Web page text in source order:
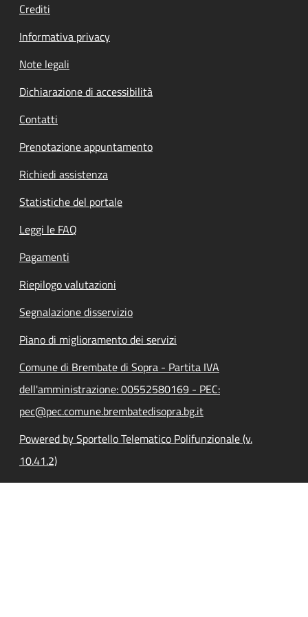
Crediti
Informativa privacy
Note legali
Dichiarazione di accessibilità
Contatti
Prenotazione appuntamento
Richiedi assistenza
Statistiche del portale
Leggi le FAQ
Pagamenti
Riepilogo valutazioni
Segnalazione disservizio
Piano di miglioramento dei servizi
Comune di Brembate di Sopra - Partita IVA
dell'amministrazione: 00552580169 - PEC:
pec@pec.comune.brembatedisopra.bg.it
Powered by Sportello Telematico Polifunzionale (v.
10.41.2)